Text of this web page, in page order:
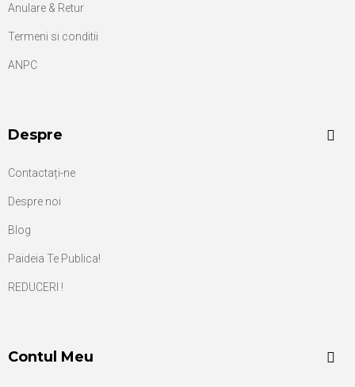
Anulare & Retur
Termeni si conditii
ANPC
Despre
Contactați-ne
Despre noi
Blog
Paideia Te Publica!
REDUCERI !
Contul Meu